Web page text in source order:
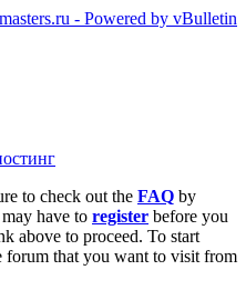
to check out the FAQ by
have to register before you
above to proceed. To start
forum that you want to visit from